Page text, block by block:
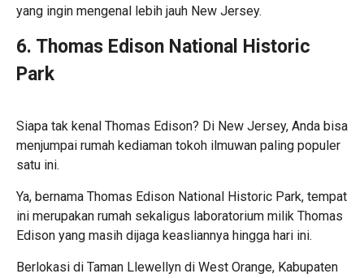
yang ingin mengenal lebih jauh New Jersey.
6. Thomas Edison National Historic
Park
Siapa tak kenal Thomas Edison? Di New Jersey, Anda bisa
menjumpai rumah kediaman tokoh ilmuwan paling populer
satu ini.
Ya, bernama Thomas Edison National Historic Park, tempat
ini merupakan rumah sekaligus laboratorium milik Thomas
Edison yang masih dijaga keasliannya hingga hari ini.
Berlokasi di Taman Llewellyn di West Orange, Kabupaten